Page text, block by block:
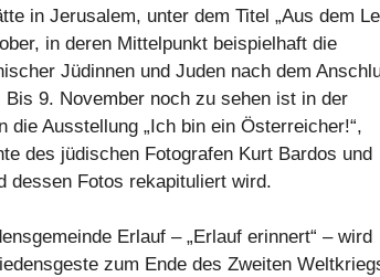
in Jerusalem, unter dem Titel „Aus dem
in deren Mittelpunkt beispielhaft die
Jüdinnen und Juden nach dem
Bis 9. November noch zu sehen ist in der
die Ausstellung „Ich bin ein Österreicher!“,
des jüdischen Fotografen Kurt Bardos und
dessen Fotos rekapituliert wird.
Erlauf – „Erlauf erinnert“ – wird
zum Ende des Zweiten